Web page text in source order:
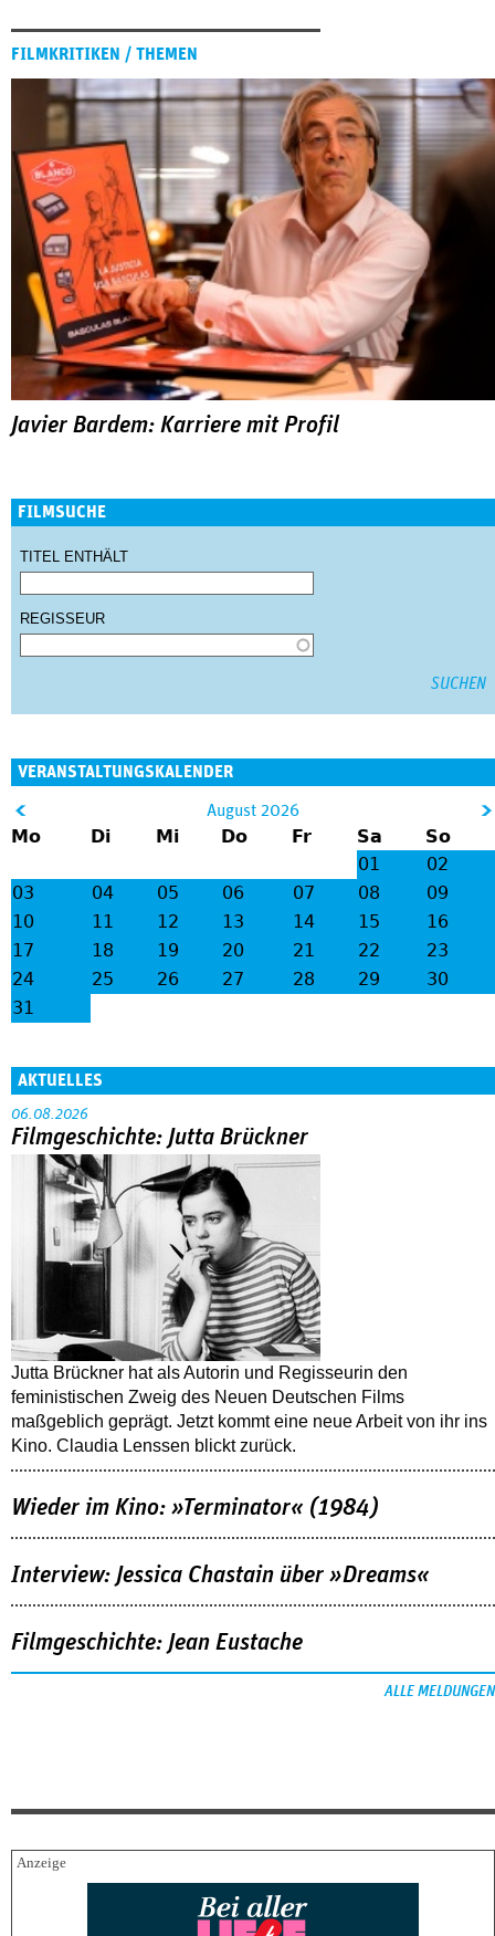
FILMKRITIKEN / THEMEN
Javier Bardem: Karriere mit Profil
FILMSUCHE
TITEL ENTHÄLT
REGISSEUR
VERANSTALTUNGSKALENDER
lt;
August 2026
Mo Di Mi Do Fr Sa
So
01
02
03
04 05 06 07 08
09
10
11 12 13 14 15
16
17
18 19 20 21 22
23
24
25 26 27 28 29
30
31
AKTUELLES
06.08.2026
Filmgeschichte: Jutta Brückner
Jutta Brückner hat als Autorin und Regisseurin den
feministischen Zweig des Neuen Deutschen Films
maßgeblich geprägt. Jetzt kommt eine neue Arbeit von ihr ins
Kino. Claudia Lenssen blickt zurück.
Wieder im Kino: »Terminator« (1984)
Interview: Jessica Chastain über »Dreams«
Filmgeschichte: Jean Eustache
ALLE MELDUNGEN